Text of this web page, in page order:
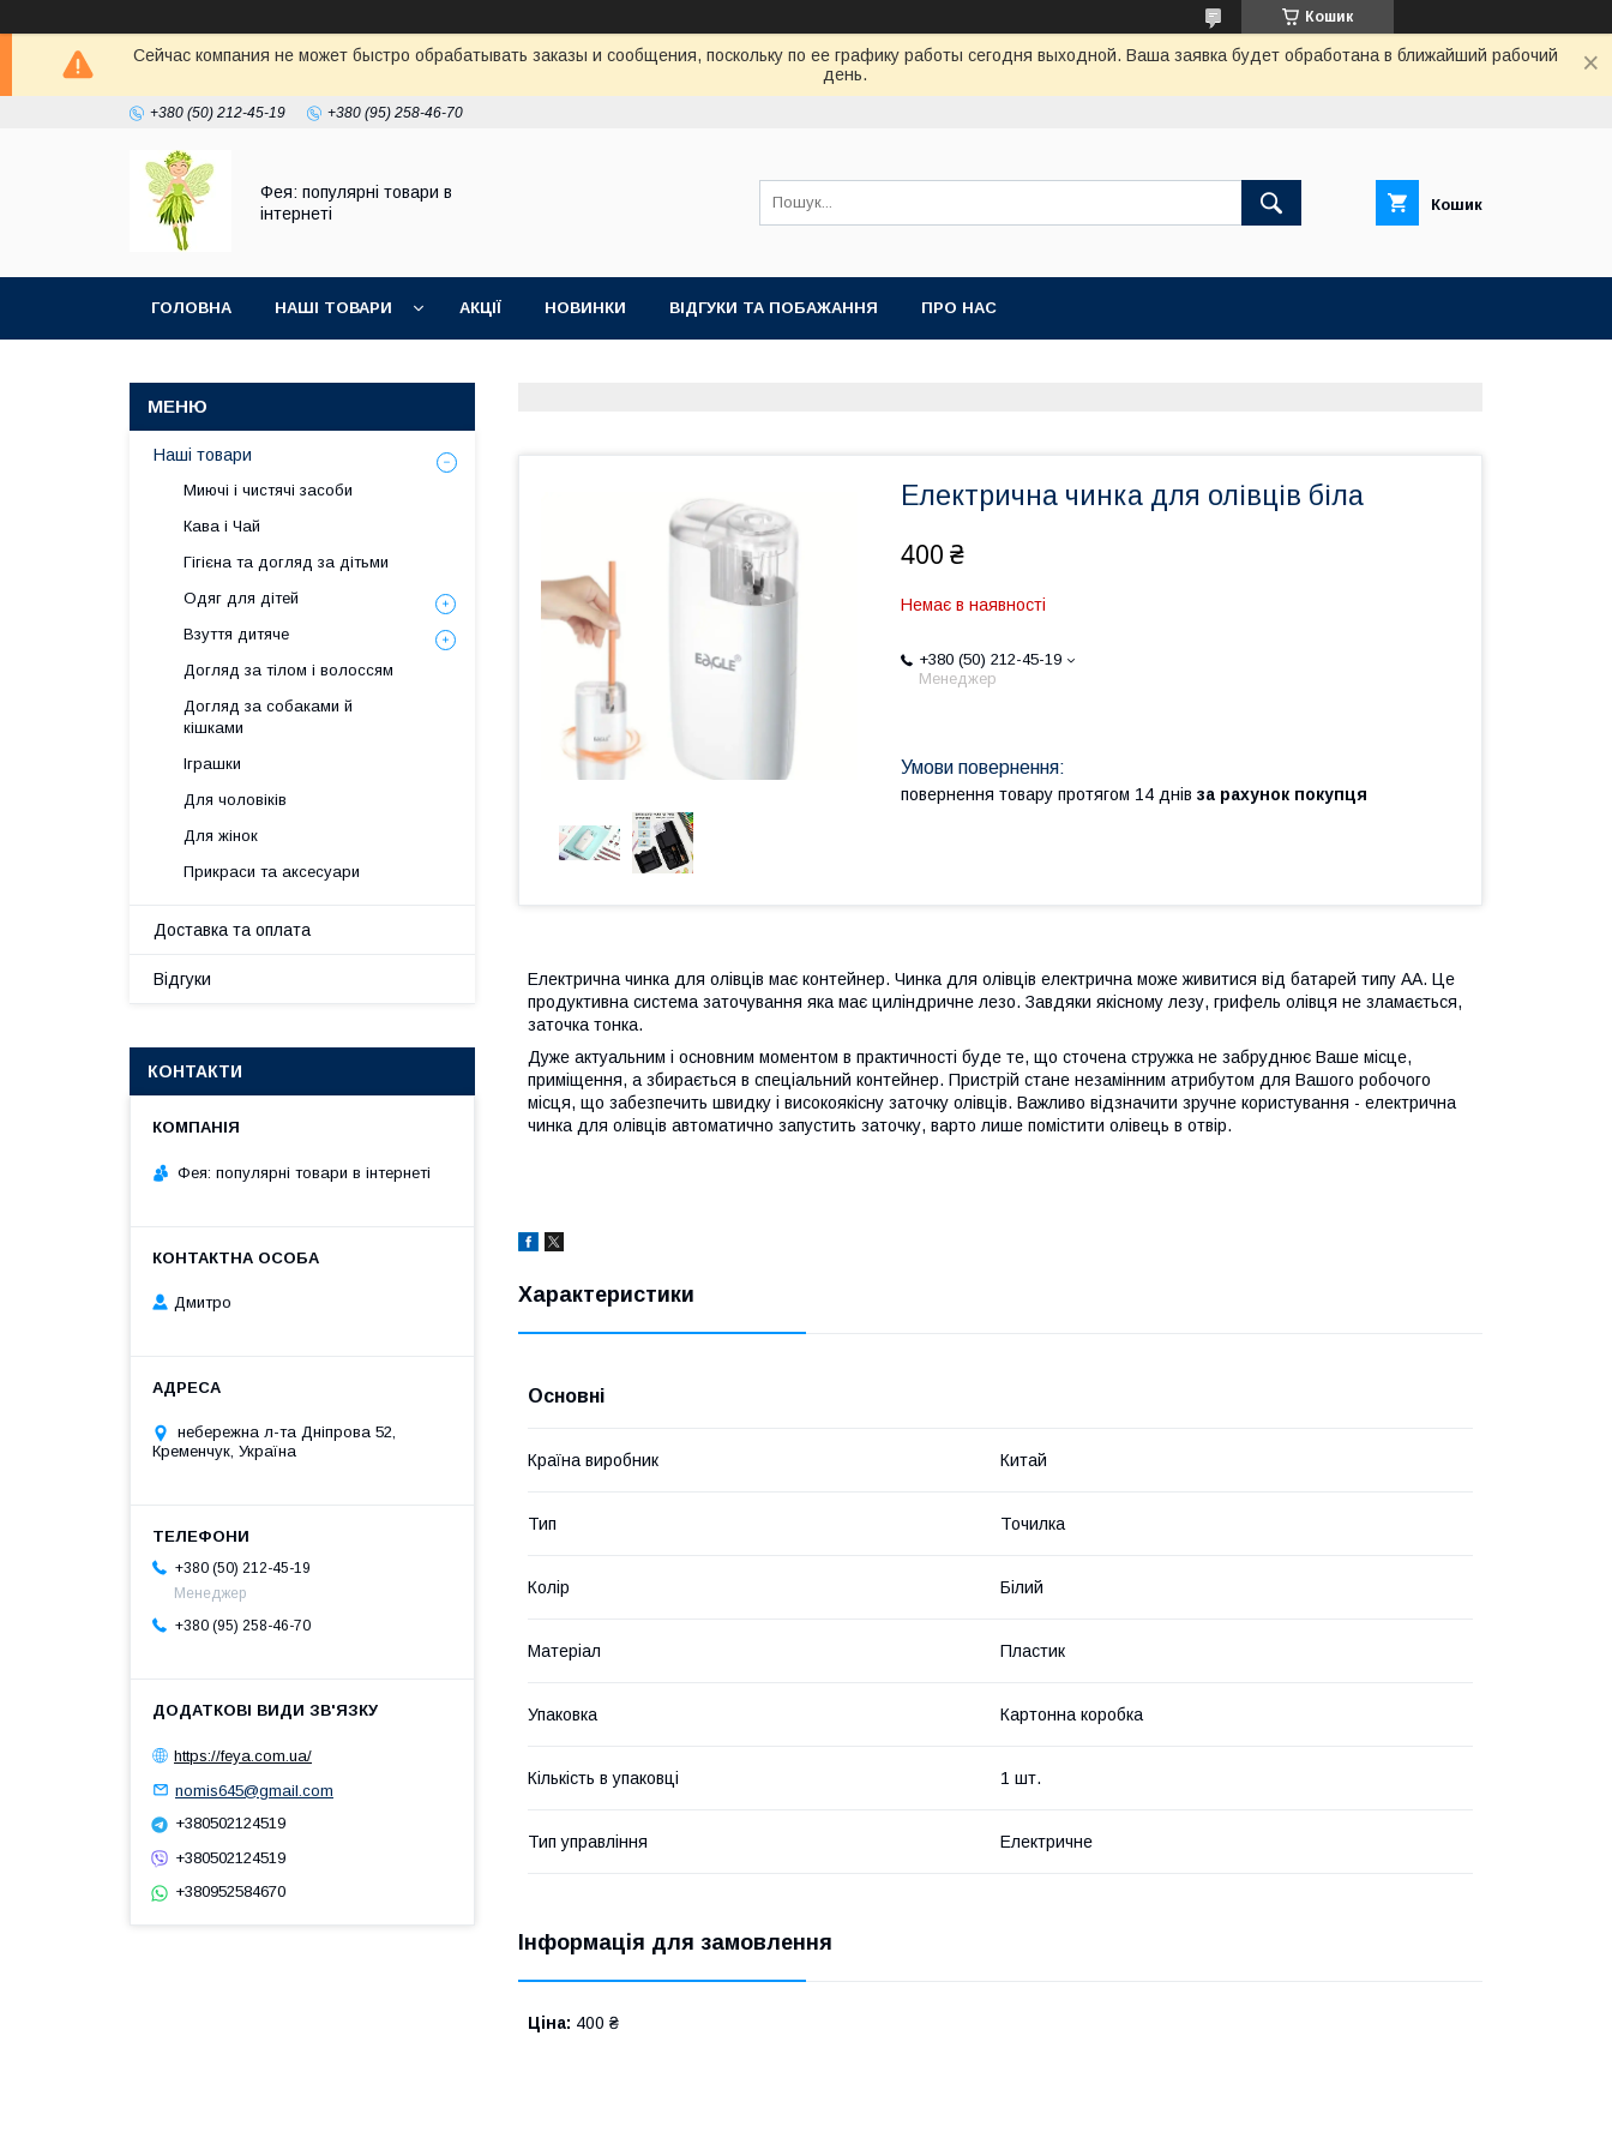
Кошик
Сейчас компания не может быстро обрабатывать заказы и сообщения, поскольку по ее графику работы сегодня выходной. Ваша заявка будет обработана в ближайший рабочий
день.
+380 (50) 212-45-19 +380 (95) 258-46-70
Фея: популярні товари в
інтернеті
Кошик
ГОЛОВНА НАШІ ТОВАРИ АКЦІЇ НОВИНКИ ВІДГУКИ ТА ПОБАЖАННЯ ПРО НАС
Електрична чинка для олівців біла
400 ₴
Немає в наявності
+380 (50) 212-45-19
Менеджер
повернення товару протягом 14 днів за рахунок покупця
Електрична чинка для олівців має контейнер. Чинка для олівців електрична може живитися від батарей типу АА. Це
продуктивна система заточування яка має циліндричне лезо. Завдяки якісному лезу, грифель олівця не зламається,
заточка тонка.
Дуже актуальним і основним моментом в практичності буде те, що сточена стружка не забруднює Ваше місце,
приміщення, а збирається в спеціальний контейнер. Пристрій стане незамінним атрибутом для Вашого робочого
місця, що забезпечить швидку і високоякісну заточку олівців. Важливо відзначити зручне користування - електрична
чинка для олівців автоматично запустить заточку, варто лише помістити олівець в отвір.
Характеристики
Основні
Країна виробник Китай
Тип Точилка
Колір Білий
Матеріал Пластик
Упаковка Картонна коробка
Кількість в упаковці 1 шт.
Тип управління Електричне
Інформація для замовлення
Ціна: 400 ₴
Наші товари
Миючі і чистячі засоби
Кава і Чай
Гігієна та догляд за дітьми
Одяг для дітей
Взуття дитяче
Догляд за тілом і волоссям
Догляд за собаками й
кішками
Іграшки
Для чоловіків
Для жінок
Прикраси та аксесуари
Доставка та оплата
Відгуки
КОНТАКТИ
Фея: популярні товари в інтернеті
Дмитро
небережна л-та Дніпрова 52,
Кременчук, Україна
+380 (50) 212-45-19
Менеджер
+380 (95) 258-46-70
https://feya.com.ua/
nomis645@gmail.com
+380502124519
+380502124519
+380952584670